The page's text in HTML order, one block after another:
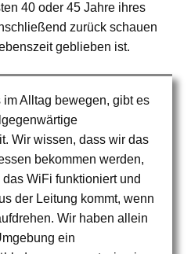
40 oder 45 Jahre ihres
zurück schauen
geblieben ist.
im Alltag bewegen, gibt es
Wir wissen, dass wir das
bekommen werden,
WiFi funktioniert und
der Leitung kommt, wenn
Wir haben allein
ein